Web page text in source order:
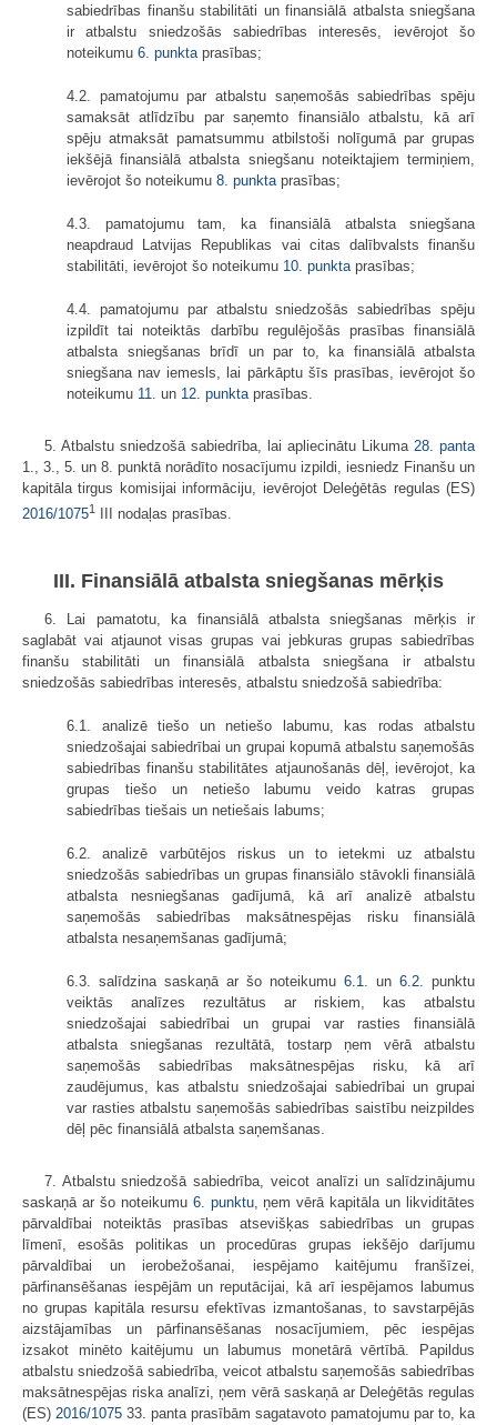
sabiedrības finanšu stabilitāti un finansiālā atbalsta sniegšana
ir atbalstu sniedzošās sabiedrības interesēs, ievērojot šo
noteikumu 6. punktaprasības;
4.2. pamatojumu par atbalstu saņemošās sabiedrības spēju
samaksāt atlīdzību par saņemto finansiālo atbalstu, kā arī
spēju atmaksāt pamatsummu atbilstoši nolīgumā par grupas
iekšējā finansiālā atbalsta sniegšanu noteiktajiem termiņiem,
ievērojot šo noteikumu 8. punktaprasības;
4.3. pamatojumu tam, ka finansiālā atbalsta sniegšana
neapdraud Latvijas Republikas vai citas dalībvalsts finanšu
stabilitāti, ievērojot šo noteikumu 10. punktaprasības;
4.4. pamatojumu par atbalstu sniedzošās sabiedrības spēju
izpildīt tai noteiktās darbību regulējošās prasības finansiālā
atbalsta sniegšanas brīdī un par to, ka finansiālā atbalsta
sniegšana nav iemesls, lai pārkāptu šīs prasības, ievērojot šo
noteikumu 11. un 12. punktaprasības.
5. Atbalstu sniedzošā sabiedrība, lai apliecinātu Likuma 28. panta
1., 3., 5. un 8. punktā norādīto nosacījumu izpildi, iesniedz Finanšu un
kapitāla tirgus komisijai informāciju, ievērojot Deleģētās regulas (ES)
2016/10751 III nodaļas prasības.
III. Finansiālā atbalsta sniegšanas mērķis
6. Lai pamatotu, ka finansiālā atbalsta sniegšanas mērķis ir
saglabāt vai atjaunot visas grupas vai jebkuras grupas sabiedrības
finanšu stabilitāti un finansiālā atbalsta sniegšana ir atbalstu
sniedzošās sabiedrības interesēs, atbalstu sniedzošā sabiedrība:
6.1. analizē tiešo un netiešo labumu, kas rodas atbalstu
sniedzošajai sabiedrībai un grupai kopumā atbalstu saņemošās
sabiedrības finanšu stabilitātes atjaunošanās dēļ, ievērojot, ka
grupas tiešo un netiešo labumu veido katras grupas
sabiedrības tiešais un netiešais labums;
6.2. analizē varbūtējos riskus un to ietekmi uz atbalstu
sniedzošās sabiedrības un grupas finansiālo stāvokli finansiālā
atbalsta nesniegšanas gadījumā, kā arī analizē atbalstu
saņemošās sabiedrības maksātnespējas risku finansiālā
atbalsta nesaņemšanas gadījumā;
6.3. salīdzina saskaņā ar šo noteikumu 6.1. un 6.2. punktu
veiktās analīzes rezultātus ar riskiem, kas atbalstu
sniedzošajai sabiedrībai un grupai var rasties finansiālā
atbalsta sniegšanas rezultātā, tostarp ņem vērā atbalstu
saņemošās sabiedrības maksātnespējas risku, kā arī
zaudējumus, kas atbalstu sniedzošajai sabiedrībai un grupai
var rasties atbalstu saņemošās sabiedrības saistību neizpildes
dēļ pēc finansiālā atbalsta saņemšanas.
7. Atbalstu sniedzošā sabiedrība, veicot analīzi un salīdzinājumu
saskaņā ar šo noteikumu 6. punktu, ņem vērā kapitāla un likviditātes
pārvaldībai noteiktās prasības atsevišķas sabiedrības un grupas
līmenī, esošās politikas un procedūras grupas iekšējo darījumu
pārvaldībai un ierobežošanai, iespējamo kaitējumu franšīzei,
pārfinansēšanas iespējām un reputācijai, kā arī iespējamos labumus
no grupas kapitāla resursu efektīvas izmantošanas, to savstarpējās
aizstājamības un pārfinansēšanas nosacījumiem, pēc iespējas
izsakot minēto kaitējumu un labumus monetārā vērtībā. Papildus
atbalstu sniedzošā sabiedrība, veicot atbalstu saņemošās sabiedrības
maksātnespējas riska analīzi, ņem vērā saskaņā ar Deleģētās regulas
(ES) 2016/1075 33. panta prasībām sagatavoto pamatojumu par to, ka